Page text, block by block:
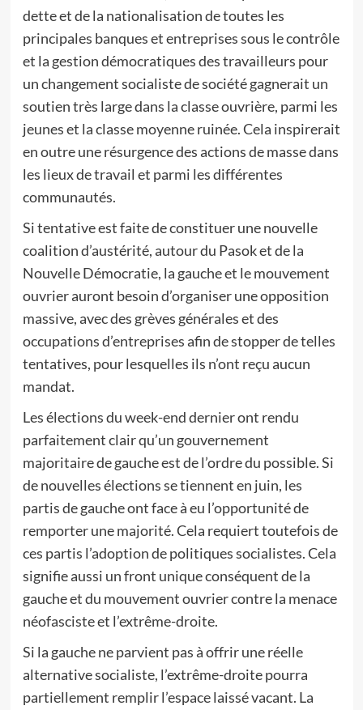
dette et de la nationalisation de toutes les
principales banques et entreprises sous le contrôle
et la gestion démocratiques des travailleurs pour
un changement socialiste de société gagnerait un
soutien très large dans la classe ouvrière, parmi les
jeunes et la classe moyenne ruinée. Cela inspirerait
en outre une résurgence des actions de masse dans
les lieux de travail et parmi les différentes
communautés.
Si tentative est faite de constituer une nouvelle
coalition d’austérité, autour du Pasok et de la
Nouvelle Démocratie, la gauche et le mouvement
ouvrier auront besoin d’organiser une opposition
massive, avec des grèves générales et des
occupations d’entreprises afin de stopper de telles
tentatives, pour lesquelles ils n’ont reçu aucun
mandat.
Les élections du week-end dernier ont rendu
parfaitement clair qu’un gouvernement
majoritaire de gauche est de l’ordre du possible. Si
de nouvelles élections se tiennent en juin, les
partis de gauche ont face à eu l’opportunité de
remporter une majorité. Cela requiert toutefois de
ces partis l’adoption de politiques socialistes. Cela
signifie aussi un front unique conséquent de la
gauche et du mouvement ouvrier contre la menace
néofasciste et l’extrême-droite.
Si la gauche ne parvient pas à offrir une réelle
alternative socialiste, l’extrême-droite pourra
partiellement remplir l’espace laissé vacant. La